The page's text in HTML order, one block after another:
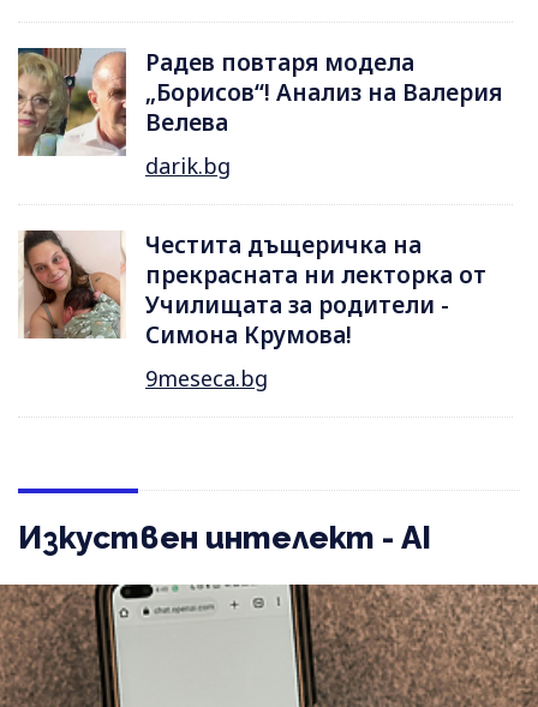
Радев повтаря модела
„Борисов“! Анализ на Валерия
Велева
darik.bg
Честита дъщеричка на
прекрасната ни лекторка от
Училищата за родители -
Симона Крумова!
9meseca.bg
Изкуствен интелект - AI